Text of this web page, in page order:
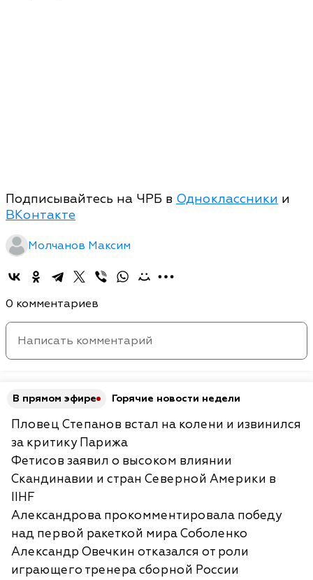
Подписывайтесь на ЧРБ в Одноклассники и
ВКонтакте
Молчанов Максим
0 комментариев
В прямом эфире Горячие новости недели
Пловец Степанов встал на колени и извинился
за критику Парижа
Фетисов заявил о высоком влиянии
Скандинавии и стран Северной Америки в
IIHF
Александрова прокомментировала победу
над первой ракеткой мира Соболенко
Александр Овечкин отказался от роли
играющего тренера сборной России